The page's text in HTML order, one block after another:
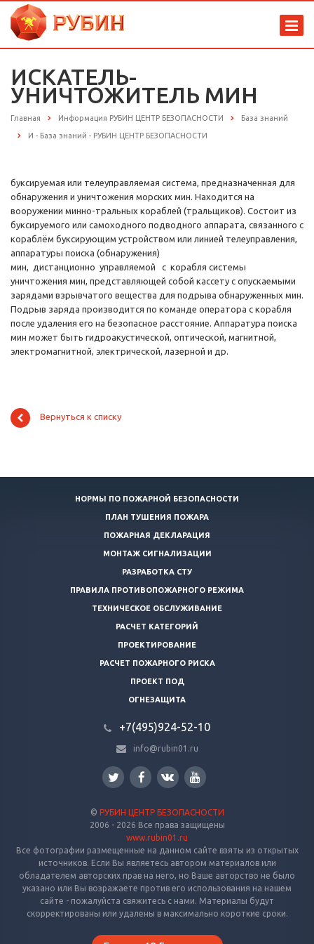
ИСКАТЕЛЬ-
УНИЧТОЖИТЕЛЬ МИН
Главная Информация РУБИН ЦЕНТР БЕЗОПАСНОСТИ База знаний
И - База знаний - РУБИН ЦЕНТР БЕЗОПАСНОСТИ
буксируемая или телеуправляемая система, предназначенная для
обнаружения и уничтожения морских мин. Находится на
вооружении минно-тральных кораблей (тральщиков). Состоит из
буксируемого или самоходного подводного аппарата, связанного с
кораблём буксирующим устройством или линией телеуправления,
аппаратуры поиска (обнаружения)
мин, дистанционно управляемой с корабля системы
уничтожения мин, представляющей собой кассету с опускаемыми
зарядами взрывчатого вещества для подрыва обнаруженных мин.
Подрыв заряда производится по команде оператора с корабля
после удаления его на безопасное расстояние. Аппаратура поиска
мин может быть гидроакустической, оптической, магнитной,
электромагнитной, электрической, лазерной и др.
Вернуться к списку
НОРМЫ ПО ПОЖАРНОЙ БЕЗОПАСНОСТИ
ПЛАН ТУШЕНИЯ ПОЖАРА
ПОЖАРНАЯ ДЕКЛАРАЦИЯ
МОНТАЖ СИГНАЛИЗАЦИИ
РАЗРАБОТКА СТУ
ПРАВИЛА ПРОТИВОПОЖАРНОГО РЕЖИМА
ТЕХНИЧЕСКОЕ ОБСЛУЖИВАНИЕ
РАСЧЕТ КАТЕГОРИЙ
ПРОЕКТИРОВАНИЕ
РАСЧЕТ ПОЖАРНОГО РИСКА
ПРОЕКТ ПОД
ОГНЕЗАЩИТА
+7(495)924-52-10
info@rubin01.ru
© РУБИН ЦЕНТР БЕЗОПАСНОСТИ
2006 - 2026 Все права защищены
www.rubin01.ru
Все фотографии размещенные на данном сайте взяты из открытых
источников. Если Вы являетесь автором материалов или
обладателем авторских прав на него, но Ваше авторство не было
указано или Вы возражаете против его использования на нашем
сайте - пожалуйста свяжитесь с нами. Материалы будут
скорректированы или удалены в максимально короткие сроки.